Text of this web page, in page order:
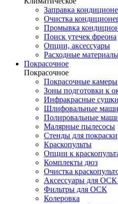
Заправка
Очистка
Промывка
Поиск утечек фреона
Опции, аксессуары
Расходные
Покрасочное
Покрасочное
Покрасочные камеры
Зоны подготовки к
Инфракрасные сушки
Шлифовальные
Полировальные
Малярные пылесосы
Стенды для покраски
Краскопульты
Опции к
Комплекты дюз
Очистка
Аксессуары для ОСК
Фильтры для ОСК
Колеровка